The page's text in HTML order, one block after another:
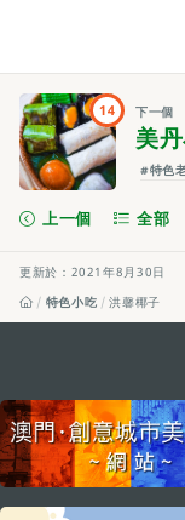
14 下一個
美
#特色
上一個 全部
更新於：2021年8月30日
特色小吃
洪馨椰子
external